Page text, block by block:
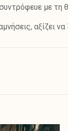
με τη
αξίζει